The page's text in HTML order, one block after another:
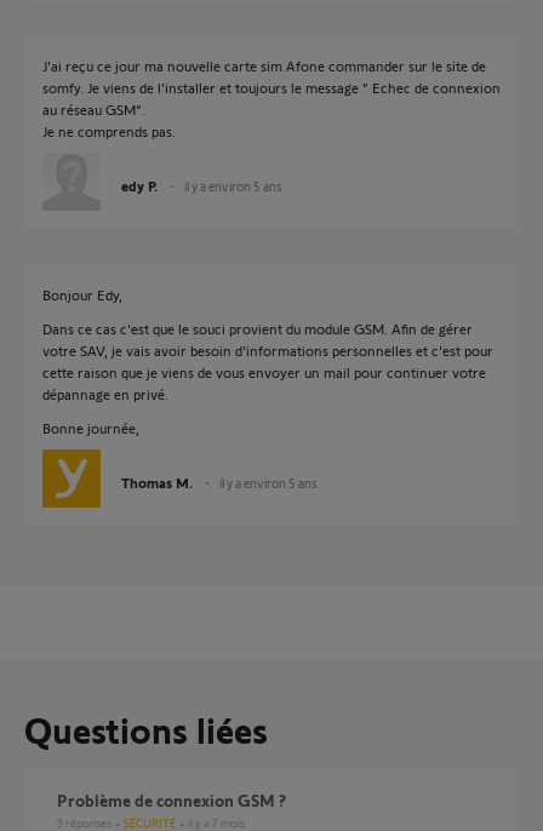
J'ai reçu ce jour ma nouvelle carte sim Afone commander sur le site de
somfy. Je viens de l'installer et toujours le message " Echec de connexion
au réseau GSM".
Je ne comprends pas.
edy P. il y a environ 5 ans
Bonjour Edy,
Dans ce cas c'est que le souci provient du module GSM. Afin de gérer
votre SAV, je vais avoir besoin d'informations personnelles et c'est pour
cette raison que je viens de vous envoyer un mail pour continuer votre
dépannage en privé.
Bonne journée,
Thomas M. il y a environ 5 ans
Questions liées
Problème de connexion GSM ?
9 réponses SÉCURITÉ il y a 7 mois